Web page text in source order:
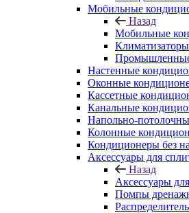
Мобильные
Назад
Мобильные
Климатизаторы
Настенные
Оконные
Кассетные
Канальные
Напольно-
Колонные
Кондиционеры без
Аксессуары для
Назад
Аксессуары
Помпы